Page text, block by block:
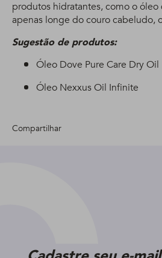
produtos hidratantes, como o
apenas longe do couro cabeludo,
Sugestão de produtos:
Óleo Dove Pure Care Dry Oil
Óleo Nexxus Oil Infinite
Compartilhar